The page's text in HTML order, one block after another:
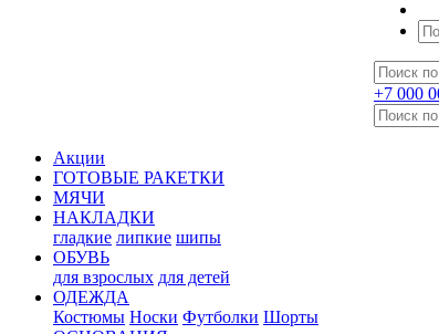
+7 000
Акции
ГОТОВЫЕ РАКЕТКИ
МЯЧИ
НАКЛАДКИ
гладкие липкие шипы
ОБУВЬ
для взрослых для детей
ОДЕЖДА
Костюмы Носки Футболки Шорты